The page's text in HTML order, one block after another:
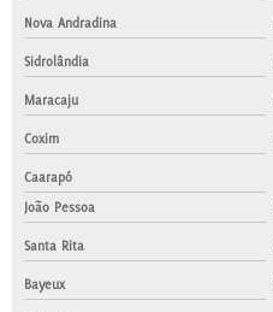
Nova Andradina
Sidrolândia
Maracaju
Coxim
Caarapó
João Pessoa
Santa Rita
Bayeux